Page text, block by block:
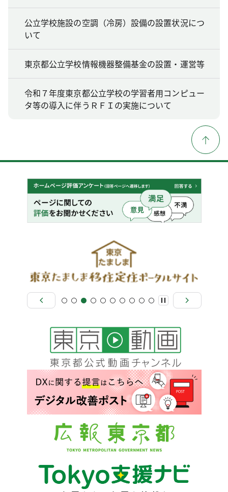
公立学校施設の空調（冷房）設備の設置状況につ
いて
東京都公立学校情報機器整備基金の設置・運営等
令和７年度東京都公立学校の学習者用コンピュー
タ等の導入に伴うＲＦＩの実施について